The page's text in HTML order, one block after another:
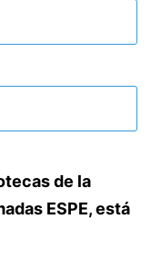
de la
ESPE, está